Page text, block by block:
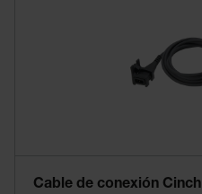
Cable de conexión Cinch